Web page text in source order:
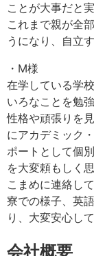
ことが大事だと
これまで親が全
うになり、自立
・M様
在学している学
いろなことを勉
性格や頑張りを
にアカデミック
ポートとして個
を大変頼もしく
こまめに連絡し
寮での様子、英
り、大変安心して
会社概要